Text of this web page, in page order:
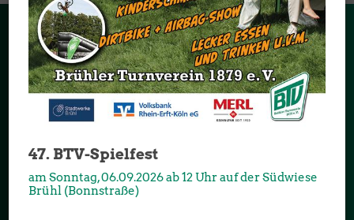
Sponsoren & Partner
Danke an alle Partner und Sponsoren, die unseren Verein
unterstützen:
47. BTV-Spielfest
am Sonntag, 06.09.2026 ab 12 Uhr auf der Südwiese
Brühl (Bonnstraße)